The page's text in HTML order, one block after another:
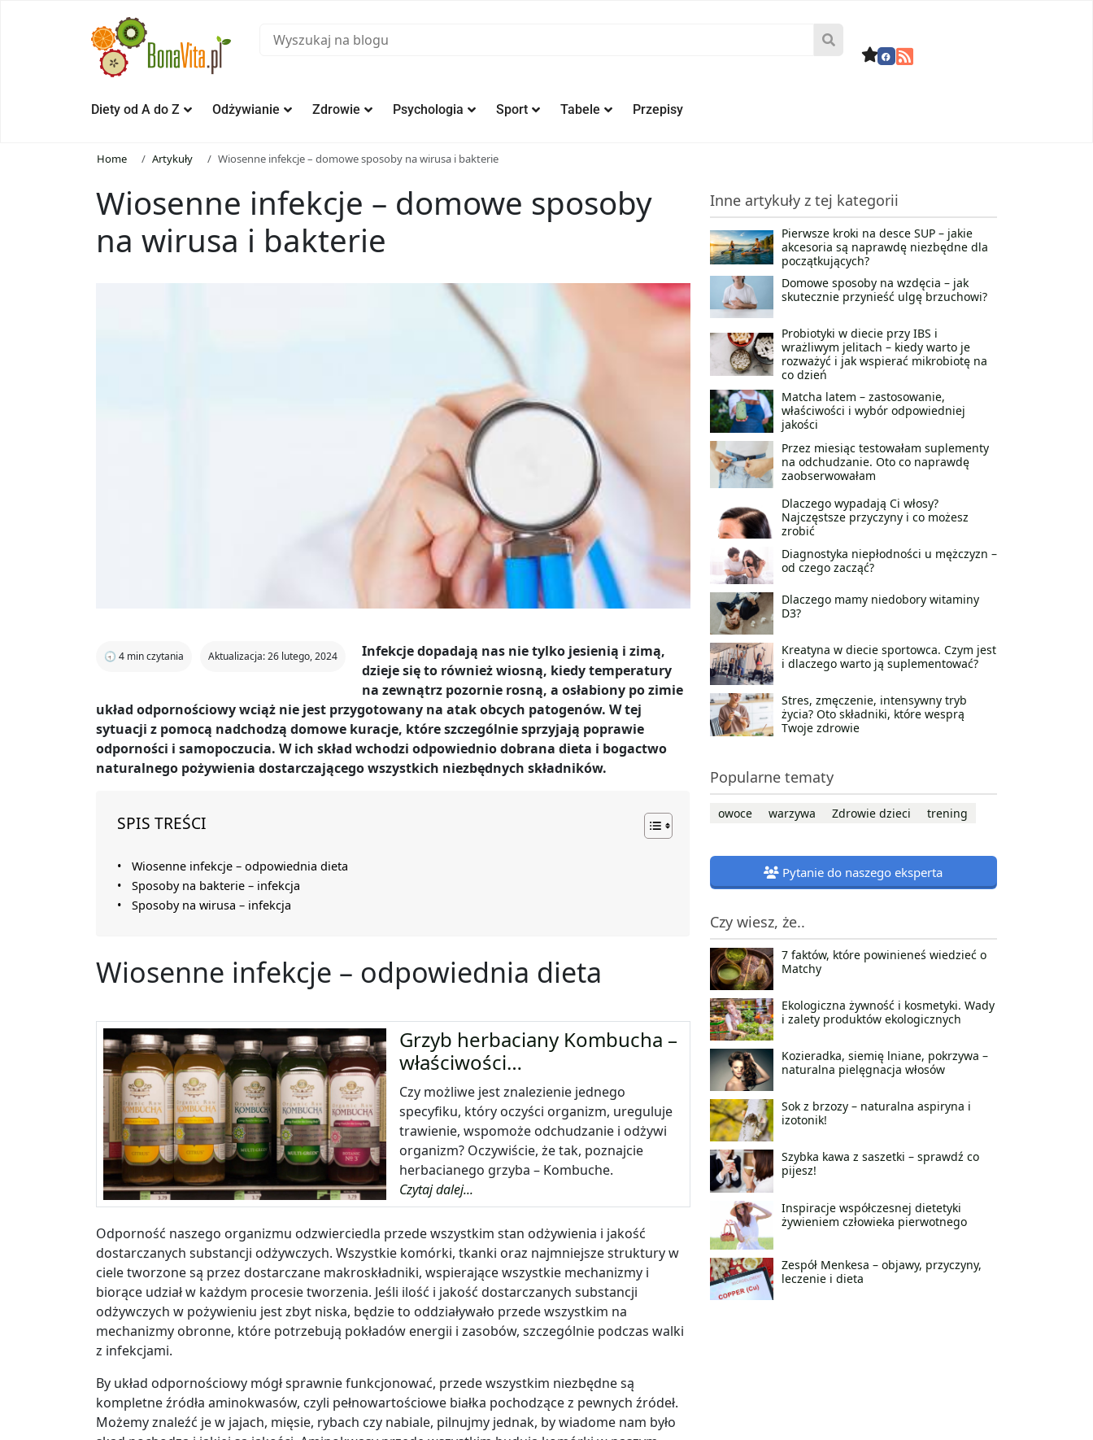
Diety od A do Z Odżywianie Zdrowie Psychologia Sport Tabele Przepisy
Home Artykuły Wiosenne infekcje – domowe sposoby na wirusa i bakterie
Wiosenne infekcje – domowe sposoby
na wirusa i bakterie
🕣 4 min czytania Aktualizacja: 26 lutego, 2024
Infekcje dopadają nas nie tylko jesienią i zimą,
dzieje się to również wiosną, kiedy temperatury
na zewnątrz pozornie rosną, a osłabiony po zimie
układ odpornościowy wciąż nie jest przygotowany na atak obcych patogenów. W tej
sytuacji z pomocą nadchodzą domowe kuracje, które szczególnie sprzyjają poprawie
odporności i samopoczucia. W ich skład wchodzi odpowiednio dobrana dieta i bogactwo
naturalnego pożywienia dostarczającego wszystkich niezbędnych składników.
SPIS TREŚCI
Wiosenne infekcje – odpowiednia dieta
Sposoby na bakterie – infekcja
Sposoby na wirusa – infekcja
Wiosenne infekcje – odpowiednia dieta
Grzyb herbaciany Kombucha –
właściwości…
Czy możliwe jest znalezienie jednego
specyfiku, który oczyści organizm, ureguluje
trawienie, wspomoże odchudzanie i odżywi
organizm? Oczywiście, że tak, poznajcie
herbacianego grzyba – Kombuche.
Czytaj dalej...
Odporność naszego organizmu odzwierciedla przede wszystkim stan odżywienia i jakość
dostarczanych substancji odżywczych. Wszystkie komórki, tkanki oraz najmniejsze struktury w
ciele tworzone są przez dostarczane makroskładniki, wspierające wszystkie mechanizmy i
biorące udział w każdym procesie tworzenia. Jeśli ilość i jakość dostarczanych substancji
odżywczych w pożywieniu jest zbyt niska, będzie to oddziaływało przede wszystkim na
mechanizmy obronne, które potrzebują pokładów energii i zasobów, szczególnie podczas walki
z infekcjami.
By układ odpornościowy mógł sprawnie funkcjonować, przede wszystkim niezbędne są
kompletne źródła aminokwasów, czyli pełnowartościowe białka pochodzące z pewnych źródeł.
Możemy znaleźć je w jajach, mięsie, rybach czy nabiale, pilnujmy jednak, by wiadome nam było
Inne artykuły z tej kategorii
Pierwsze kroki na desce SUP – jakie
akcesoria są naprawdę niezbędne dla
początkujących?
Domowe sposoby na wzdęcia – jak
skutecznie przynieść ulgę brzuchowi?
Probiotyki w diecie przy IBS i
wrażliwym jelitach – kiedy warto je
rozważyć i jak wspierać mikrobiotę na
co dzień
Matcha latem – zastosowanie,
właściwości i wybór odpowiedniej
jakości
Przez miesiąc testowałam suplementy
na odchudzanie. Oto co naprawdę
zaobserwowałam
Dlaczego wypadają Ci włosy?
Najczęstsze przyczyny i co możesz
zrobić
Diagnostyka niepłodności u mężczyzn –
od czego zacząć?
Dlaczego mamy niedobory witaminy
D3?
Kreatyna w diecie sportowca. Czym jest
i dlaczego warto ją suplementować?
Stres, zmęczenie, intensywny tryb
życia? Oto składniki, które wesprą
Twoje zdrowie
Popularne tematy
owoce warzywa Zdrowie dzieci trening
Pytanie do naszego eksperta
Czy wiesz, że..
7 faktów, które powinieneś wiedzieć o
Matchy
Ekologiczna żywność i kosmetyki. Wady
i zalety produktów ekologicznych
Kozieradka, siemię lniane, pokrzywa –
naturalna pielęgnacja włosów
Sok z brzozy – naturalna aspiryna i
izotonik!
Szybka kawa z saszetki – sprawdź co
pijesz!
Inspiracje współczesnej dietetyki
żywieniem człowieka pierwotnego
Zespół Menkesa – objawy, przyczyny,
leczenie i dieta